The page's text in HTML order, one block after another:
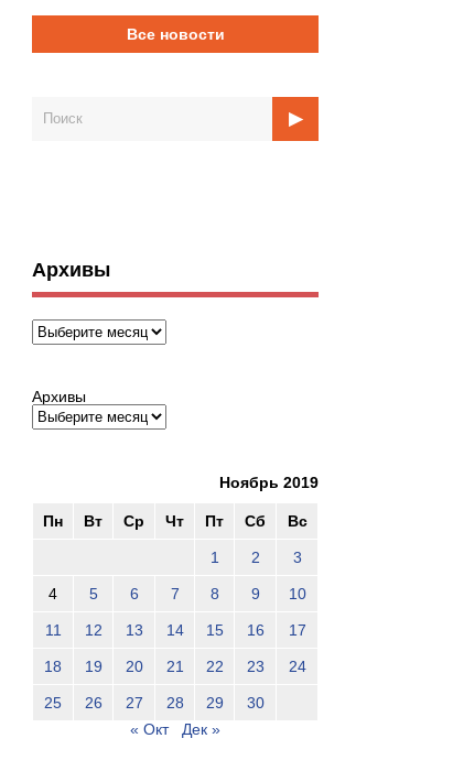
Все новости
Архивы
Архивы
Архивы
Ноябрь 2019
Пн Вт Ср Чт Пт Сб Вс
1 2 3
4 5 6 7 8 9 10
11 12 13 14 15 16 17
18 19 20 21 22 23 24
25 26 27 28 29
30
« Окт
Дек »